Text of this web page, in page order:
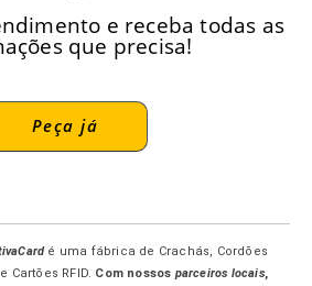
e receba todas as
que precisa!
Peça já
é uma fábrica de Crachás, Cordões
Cartões RFID. Com nossos parceiros locais,